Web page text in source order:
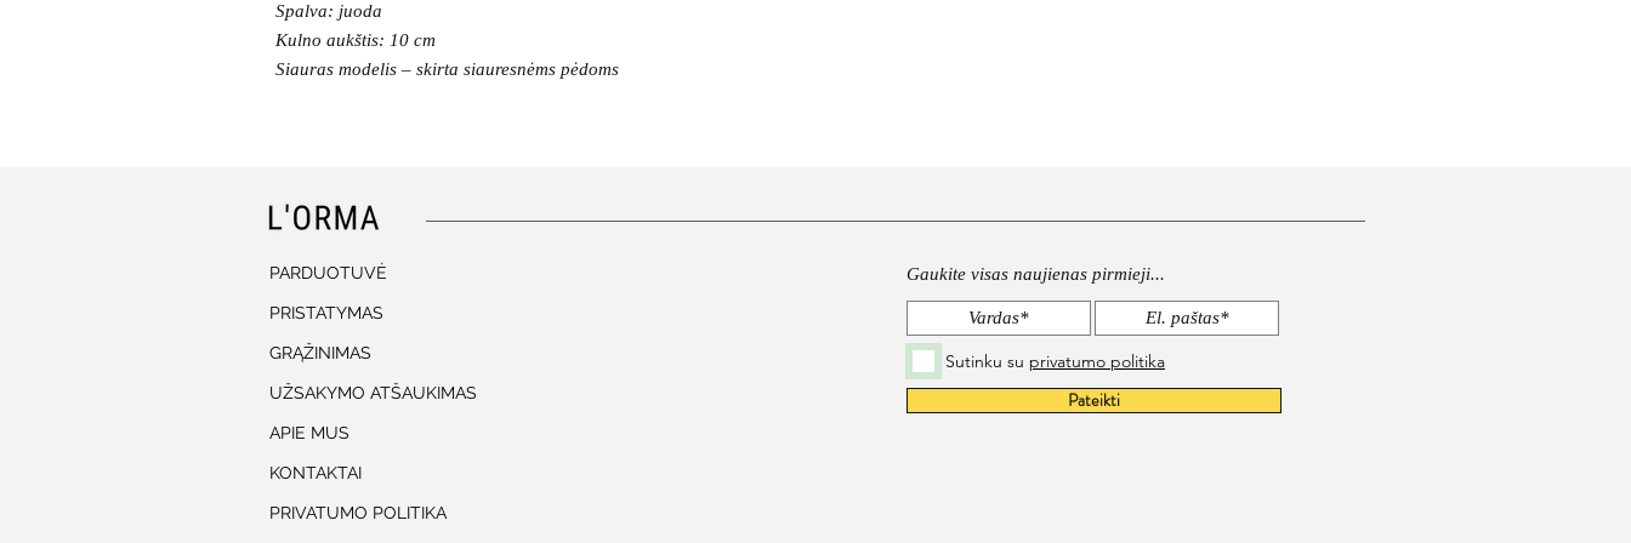
Spalva: juoda
Kulno aukštis: 10 cm
Siauras modelis – skirta siauresnėms pėdoms
PARDUOTUVĖ
PRISTATYMAS
GRĄŽINIMAS
UŽSAKYMO ATŠAUKIMAS
APIE MUS
KONTAKTAI
PRIVATUMO POLITIKA
Gaukite visas naujienas pirmieji...
Sutinku su privatumo politika
Pateikti